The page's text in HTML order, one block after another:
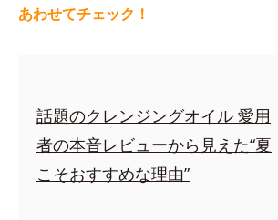
あわせてチェック！
話題のクレンジングオイル 愛用
者の本音レビューから見えた“夏
こそおすすめな理由”